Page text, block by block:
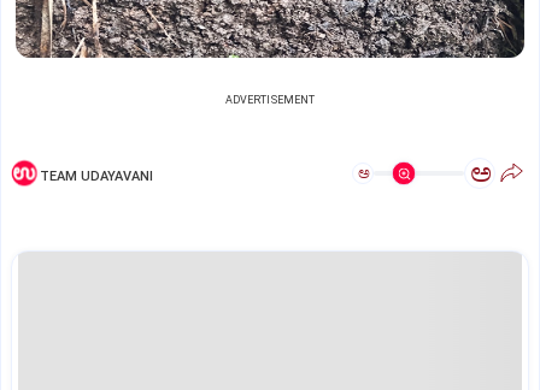
ADVERTISEMENT
TEAM UDAYAVANI ಅ ಅ